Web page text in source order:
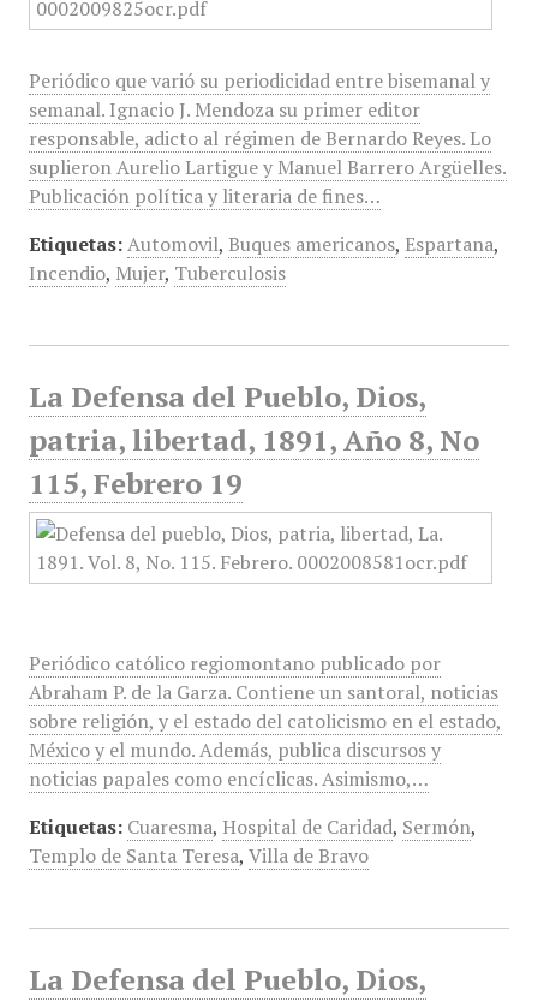
Periódico que varió su periodicidad entre bisemanal y
semanal. Ignacio J. Mendoza su primer editor
responsable, adicto al régimen de Bernardo Reyes. Lo
suplieron Aurelio Lartigue y Manuel Barrero Argüelles.
Publicación política y literaria de fines…
Etiquetas: Automovil, Buques americanos, Espartana,
Incendio, Mujer, Tuberculosis
La Defensa del Pueblo, Dios,
patria, libertad, 1891, Año 8, No
115, Febrero 19
Periódico católico regiomontano publicado por
Abraham P. de la Garza. Contiene un santoral, noticias
sobre religión, y el estado del catolicismo en el estado,
México y el mundo. Además, publica discursos y
noticias papales como encíclicas. Asimismo,…
Etiquetas: Cuaresma, Hospital de Caridad, Sermón,
Templo de Santa Teresa, Villa de Bravo
La Defensa del Pueblo, Dios,